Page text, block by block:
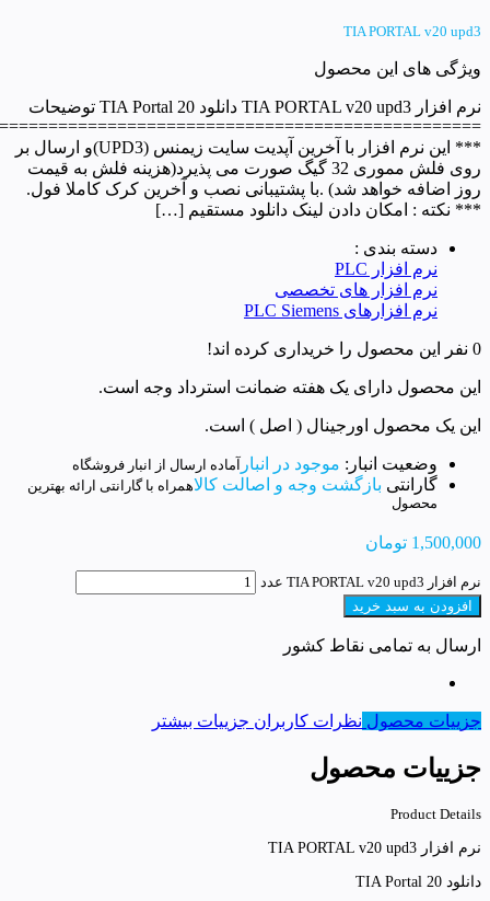
TIA PORTAL v20 upd3
ویژگی های این محصول
نرم افزار TIA PORTAL v20 upd3 دانلود TIA Portal 20 توضیحات
*** این نرم افزار با آخرین آپدیت سایت زیمنس (UPD3)و ارسال بر
روی فلش مموری 32 گیگ صورت می پذیرد(هزینه فلش به قیمت
روز اضافه خواهد شد) .با پشتیبانی نصب و آخرین کرک کاملا فول.
*** نکته : امکان دادن لینک دانلود مستقیم […]
دسته بندی :
نرم افزار PLC
نرم افزار های تخصصی
نرم افزارهای PLC Siemens
0 نفر این محصول را خریداری کرده اند!
این محصول دارای یک هفته ضمانت استرداد وجه است.
این یک محصول اورجینال ( اصل ) است.
وضعیت انبار: موجود در انبار آماده ارسال از انبار فروشگاه
گارانتی بازگشت وجه و اصالت کالاهمراه با گارانتی ارائه بهترین
محصول
1,500,000 تومان
نرم افزار TIA PORTAL v20 upd3 عدد
افزودن به سبد خرید
ارسال به تمامی نقاط کشور
جزییات محصول نظرات کاربران جزییات بیشتر
جزییات محصول
Product Details
نرم افزار TIA PORTAL v20 upd3
دانلود TIA Portal 20